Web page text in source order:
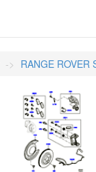
RANGE ROVER